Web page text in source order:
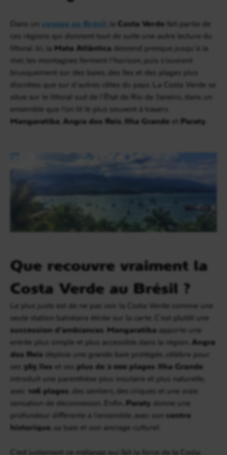
Dans un voyage au Brésil , la Costa Verde fait partie de
ces régions qui donnent tout de suite une autre lecture du
littoral. Ici, la Mata Atlântica descend presque jusqu’à la
mer, les montagnes ferment l’horizon, puis s’ouvrent
brusquement sur des baies, des îles et des plages plus
discrètes que sur d’autres côtes du pays. La Costa Verde se
situe sur le littoral sud de l’État de Rio de Janeiro, dans un
ensemble que l’on lit le plus souvent à travers
Mangaratiba Angra dos Reis Ilha Grande et Paraty
Que recouvre vraiment la
Costa Verde au Brésil ?
Le plus juste est de ne pas voir la Costa Verde comme une
seule station balnéaire étirée sur la carte. C’est plutôt une
succession d’ambiances Mangaratiba apporte une
entrée plus simple et plus accessible dans la région. Angra
dos Reis déploie une grande baie protégée, célèbre pour
ses 365 îles et ses plus de 2 000 plages Ilha Grande
introduit une parenthèse plus insulaire et plus naturelle,
avec
106 plages , des sentiers, des criques et une vraie
sensation de déconnexion. Enfin, Paraty donne une
profondeur différente à l’ensemble, avec son centre
historique , sa baie et son ancrage culturel.
C’est justement ce mélange qui fait la force de la Costa